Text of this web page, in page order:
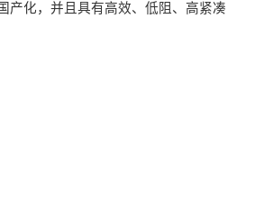
产化，并且具有高效、低阻、高紧凑